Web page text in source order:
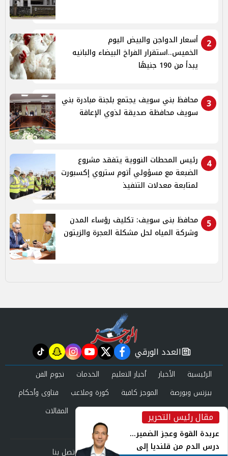
2
أسعار الدواجن والبيض اليوم
الخميس..استقرار الفراخ البيضاء والبانيه
يبدأ من 190 جنيهًا
3
محافظ بني سويف يجتمع بلجنة مبادرة بني
سويف محافظة صديقة لذوي الإعاقة
4
رئيس المحطات النووية يتفقد مشروع
الضبعة مع مسؤولي أتوم ستروي إكسبورت
لمتابعة معدلات التنفيذ
5
محافظ بنى سويف: تكليف رؤساء المدن
وشركة المياه لحل مشكلة العجرة والزيتون
مقال رئيس التحرير
عربدة القوة وعجز الضمير...
درس الدم من قلنديا إلى
newspaper
العدد الورقي facebook
twitter
youtube
instagram
snapchat
tiktok
الرئيسية الأخبار أخبار التعليم الخدمات
نجوم الفن
بيزنس وبورصة
الموجز كافية كورة وملاعب
فتاوى وأحكام
صحة وجمال
عرب وعالم حوادث ومحاكم
المقالات
العدد الورقي
من نحن
سياسة الخصوصية اتصل بنا